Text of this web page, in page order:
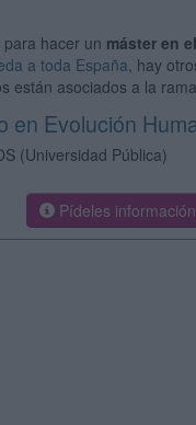
para hacer un máster en
a toda España, hay
están asociados a la
en Evolución
(Universidad Pública)
Pídeles